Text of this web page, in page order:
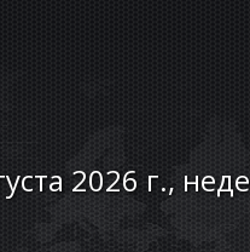
2026 г.,